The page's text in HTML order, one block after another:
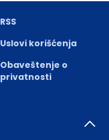
RSS
Uslovi korišćenja
Obaveštenje o
privatnosti